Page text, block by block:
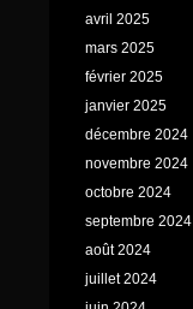
avril 2025
mars 2025
février 2025
janvier 2025
décembre 2024
novembre 2024
octobre 2024
septembre 2024
août 2024
juillet 2024